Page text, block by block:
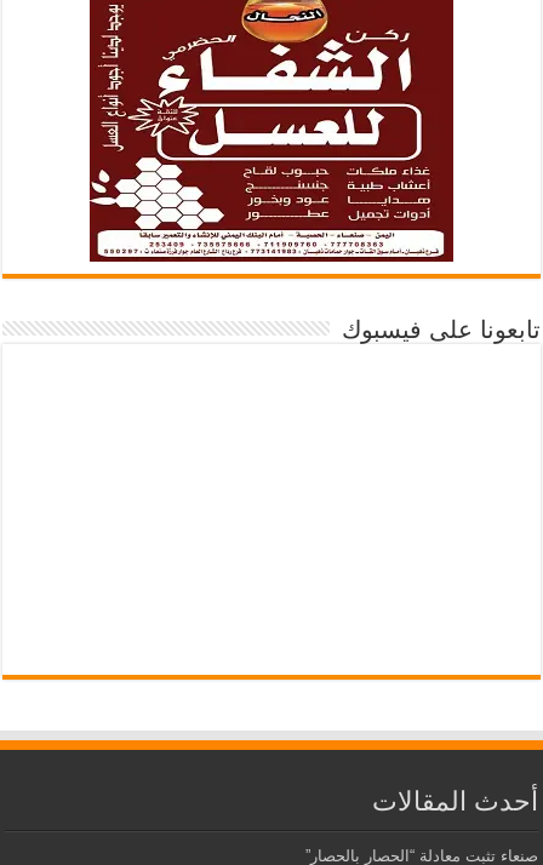
تابعونا على فيسبوك
أحدث المقالات
صنعاء تثبت معادلة “الحصار بالحصار”